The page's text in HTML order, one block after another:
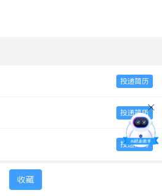
投递简历
投递简历
投递简历
收藏